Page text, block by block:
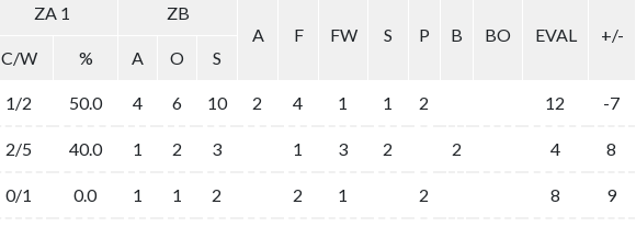
ZA 1
ZB
A
F FW S P B BO EVAL
+/-
C/W % A O S
1/2 50.0 4 6 10 2 4 1 1 2 12 -7
2/5 40.0 1 2 3 1 3 2 2 4 8
0/1 0.0 1 1 2 2 1 2 8 9